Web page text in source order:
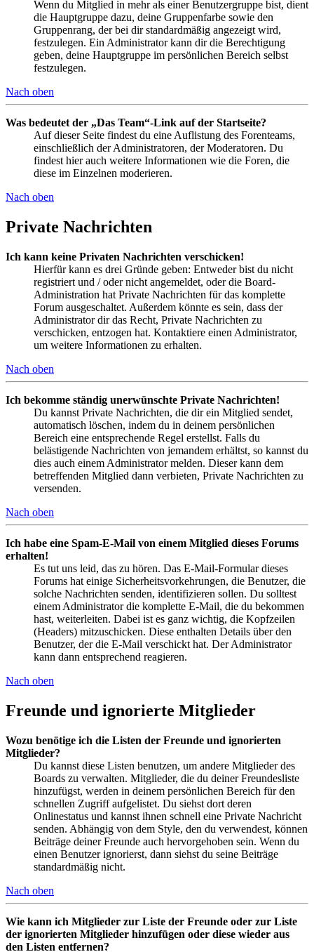
Wenn du Mitglied in mehr als einer Benutzergruppe bist, dient
die Hauptgruppe dazu, deine Gruppenfarbe sowie den
Gruppenrang, der bei dir standardmäßig angezeigt wird,
festzulegen. Ein Administrator kann dir die Berechtigung
geben, deine Hauptgruppe im persönlichen Bereich selbst
festzulegen.
Nach oben
Was bedeutet der „Das Team“-Link auf der Startseite?
Auf dieser Seite findest du eine Auflistung des Forenteams,
einschließlich der Administratoren, der Moderatoren. Du
findest hier auch weitere Informationen wie die Foren, die
diese im Einzelnen moderieren.
Nach oben
Private Nachrichten
Ich kann keine Privaten Nachrichten verschicken!
Hierfür kann es drei Gründe geben: Entweder bist du nicht
registriert und / oder nicht angemeldet, oder die Board-
Administration hat Private Nachrichten für das komplette
Forum ausgeschaltet. Außerdem könnte es sein, dass der
Administrator dir das Recht, Private Nachrichten zu
verschicken, entzogen hat. Kontaktiere einen Administrator,
um weitere Informationen zu erhalten.
Nach oben
Ich bekomme ständig unerwünschte Private Nachrichten!
Du kannst Private Nachrichten, die dir ein Mitglied sendet,
automatisch löschen, indem du in deinem persönlichen
Bereich eine entsprechende Regel erstellst. Falls du
belästigende Nachrichten von jemandem erhältst, so kannst du
dies auch einem Administrator melden. Dieser kann dem
betreffenden Mitglied dann verbieten, Private Nachrichten zu
versenden.
Nach oben
Ich habe eine Spam-E-Mail von einem Mitglied dieses Forums
erhalten!
Es tut uns leid, das zu hören. Das E-Mail-Formular dieses
Forums hat einige Sicherheitsvorkehrungen, die Benutzer, die
solche Nachrichten senden, identifizieren sollen. Du solltest
einem Administrator die komplette E-Mail, die du bekommen
hast, weiterleiten. Dabei ist es ganz wichtig, die Kopfzeilen
(Headers) mitzuschicken. Diese enthalten Details über den
Benutzer, der die E-Mail verschickt hat. Der Administrator
kann dann entsprechend reagieren.
Nach oben
Freunde und ignorierte Mitglieder
Wozu benötige ich die Listen der Freunde und ignorierten
Mitglieder?
Du kannst diese Listen benutzen, um andere Mitglieder des
Boards zu verwalten. Mitglieder, die du deiner Freundesliste
hinzufügst, werden in deinem persönlichen Bereich für den
schnellen Zugriff aufgelistet. Du siehst dort deren
Onlinestatus und kannst ihnen schnell eine Private Nachricht
senden. Abhängig von dem Style, den du verwendest, können
Beiträge deiner Freunde auch hervorgehoben sein. Wenn du
einen Benutzer ignorierst, dann siehst du seine Beiträge
standardmäßig nicht.
Nach oben
Wie kann ich Mitglieder zur Liste der Freunde oder zur Liste
der ignorierten Mitglieder hinzufügen oder diese wieder aus
den Listen entfernen?